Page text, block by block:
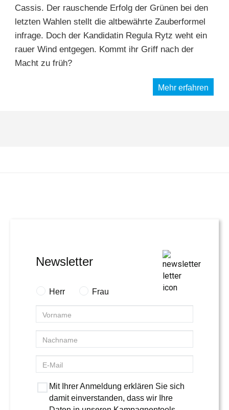
Cassis. Der rauschende Erfolg der Grünen bei den
letzten Wahlen stellt die altbewährte Zauberformel
infrage. Doch der Kandidatin Regula Rytz weht ein
rauer Wind entgegen. Kommt ihr Griff nach der
Macht zu früh?
Mehr erfahren
Newsletter
Herr Frau
Mit Ihrer Anmeldung erklären Sie sich
damit einverstanden, dass wir Ihre